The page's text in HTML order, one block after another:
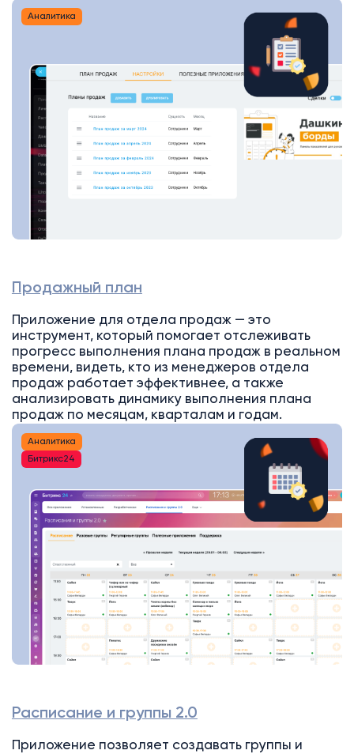
Аналитика
Продажный план
Приложение для отдела продаж — это
инструмент, который помогает отслеживать
прогресс выполнения плана продаж в реальном
времени, видеть, кто из менеджеров отдела
продаж работает эффективнее, а также
анализировать динамику выполнения плана
продаж по месяцам, кварталам и годам.
Аналитика
Битрикс24
Расписание и группы 2.0
Приложение позволяет создавать группы и